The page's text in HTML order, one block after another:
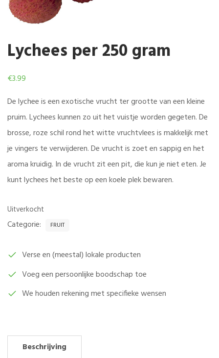
Lychees per 250 gram
€3.99
De lychee is een exotische vrucht ter grootte van een kleine
pruim. Lychees kunnen zo uit het vuistje worden gegeten. De
brosse, roze schil rond het witte vruchtvlees is makkelijk met
je vingers te verwijderen. De vrucht is zoet en sappig en het
aroma kruidig. In de vrucht zit een pit, die kun je niet eten. Je
kunt lychees het beste op een koele plek bewaren.
Uitverkocht
Categorie: FRUIT
Verse en (meestal) lokale producten
Voeg een persoonlijke boodschap toe
We houden rekening met specifieke wensen
Beschrijving